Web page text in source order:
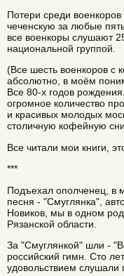
Потери среди
чеченскую за любые
все военкоры слушают
национальной группой.
(Все шесть военкоров с
абсолютно, в моём
Все 80-х годов
огромное количество
и красивых молодых
столичную кофейную
Все читали мои книги,
***
Подъехал ополченец, в
песня - "Смуглянка",
Новиков, мы в одном
Рязанской области.
За "Смуглянкой" шли -
российский гимн. Сто
удовольствием слушали